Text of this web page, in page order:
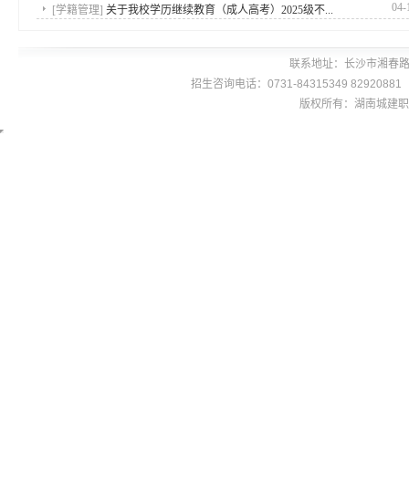
[学籍管理] 关于我校学历继续教育（成人高考）2025级不... 04-
联系地址：长沙市湘春
招生咨询电话：0731-84315349
版权所有：湖南城建